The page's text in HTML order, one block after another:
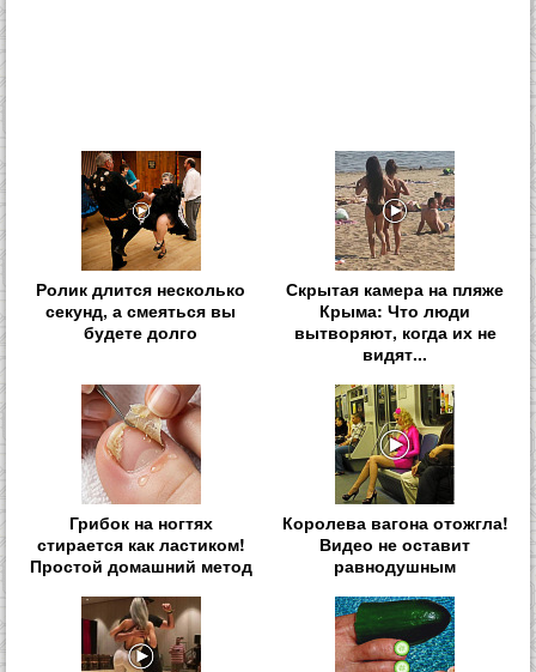
Ролик длится несколько
секунд, а смеяться вы
будете долго
Скрытая камера на пляже
Крыма: Что люди
вытворяют, когда их не
видят...
Грибок на ногтях
стирается как ластиком!
Простой домашний метод
Королева вагона отожгла!
Видео не оставит
равнодушным